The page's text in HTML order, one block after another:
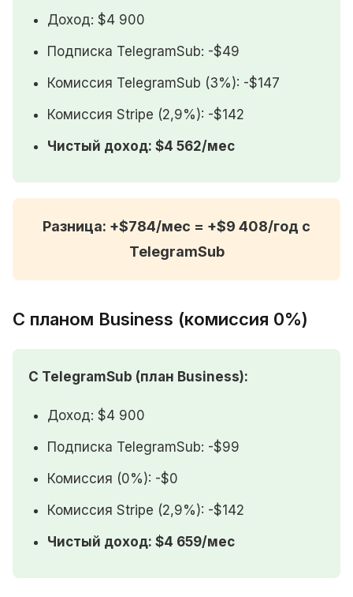
Доход: $4 900
Подписка TelegramSub: -$49
Комиссия TelegramSub (3%): -$147
Комиссия Stripe (2,9%): -$142
Чистый доход: $4 562/мес
Разница: +$784/мес = +$9 408/год с
TelegramSub
С планом Business (комиссия 0%)
С TelegramSub (план Business):
Доход: $4 900
Подписка TelegramSub: -$99
Комиссия (0%): -$0
Комиссия Stripe (2,9%): -$142
Чистый доход: $4 659/мес